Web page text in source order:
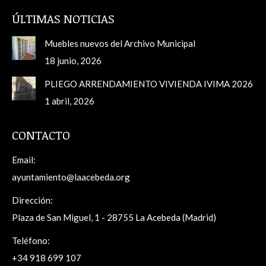
ÚLTIMAS NOTICIAS
Muebles nuevos del Archivo Municipal
18 junio, 2026
PLIEGO ARRENDAMIENTO VIVIENDA IVIMA 2026
1 abril, 2026
CONTACTO
Email:
ayuntamiento@laacebeda.org
Dirección:
Plaza de San Miguel, 1 - 28755 La Acebeda (Madrid)
Teléfono:
+34 918 699 107